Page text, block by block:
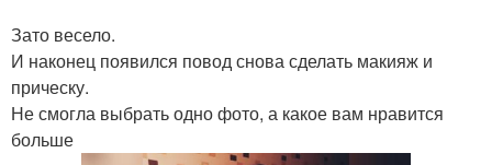
Зато весело.
И наконец появился повод снова сделать макияж и
прическу.
Не смогла выбрать одно фото, а какое вам нравится
больше